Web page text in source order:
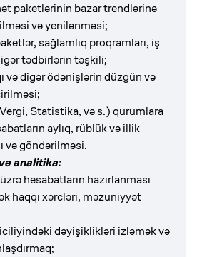
paketlərinin bazar trendlərinə
və yenilənməsi;
sağlamlıq proqramları, iş
tədbirlərin təşkili;
və digər ödənişlərin düzgün və
Statistika, və s.) qurumlara
aylıq, rüblük və illik
və göndərilməsi.
analitika:
hesabatların hazırlanması
haqqı xərcləri, məzuniyyət
dəyişiklikləri izləmək və